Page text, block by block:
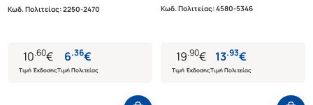
Κωδ. Πολιτείας:2250-2470
10.60€
Τιμή Έκδοσης
6.36€
Τιμή Πολιτείας
Κωδ. Πολιτείας:4580-5346
19.90€
Τιμή Έκδοσης
13.93€
Τιμή Πολιτείας